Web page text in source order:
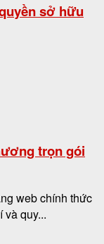
sở hữu
trọn gói
web chính thức
quy...